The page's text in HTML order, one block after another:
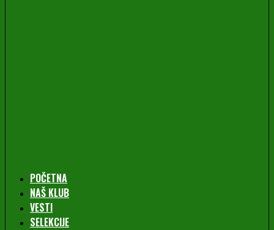
POČETNA
NAŠ KLUB
VESTI
SELEKCIJE